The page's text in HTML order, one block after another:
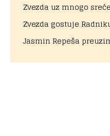
Zvezda uz mnogo
Zvezda gostuje
Jasmin Repeša